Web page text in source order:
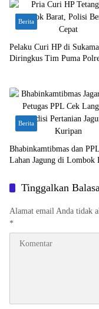
Berita
Pelaku Curi HP di
Diringkus Tim Puma
Berita
Bhabinkamtibmas dan
Lahan Jagung di Lombok
Tinggalkan
Alamat email Anda tidak
*